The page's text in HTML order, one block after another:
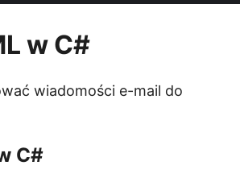
w C#
wiadomości e-mail do
C#